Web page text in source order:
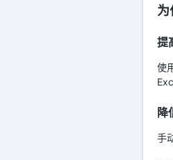
为
提
使
降
手